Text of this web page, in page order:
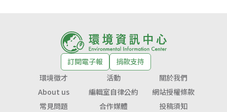
訂閱電子報
捐款支持
環境徵才
活動
關於我們
About us
編輯室自律公約
網站授權條款
常見問題
合作媒體 投稿須知